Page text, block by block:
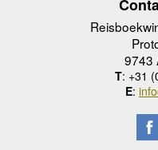
9743
T: +31
E: